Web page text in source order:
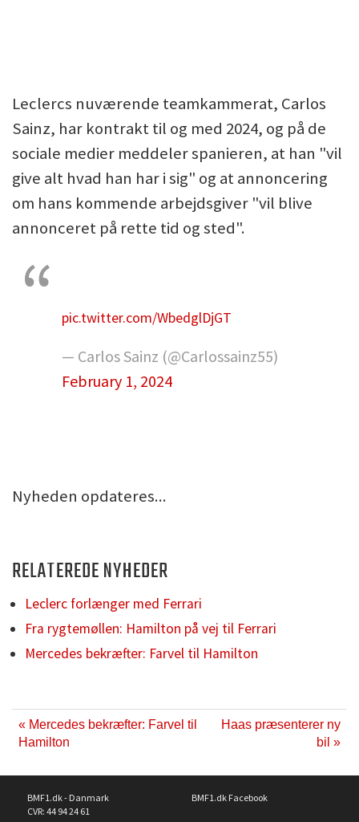
Leclercs nuværende teamkammerat, Carlos
Sainz, har kontrakt til og med 2024, og på de
sociale medier meddeler spanieren, at han "vil
give alt hvad han har i sig" og at annoncering
om hans kommende arbejdsgiver "vil blive
annonceret på rette tid og sted".
pic.twitter.com/WbedglDjGT
— Carlos Sainz (@Carlossainz55)
February 1, 2024
Nyheden opdateres...
RELATEREDE NYHEDER
Leclerc forlænger med Ferrari
Fra rygtemøllen: Hamilton på vej til Ferrari
Mercedes bekræfter: Farvel til Hamilton
« Mercedes bekræfter: Farvel til
Hamilton
Haas præsenterer ny
bil »
BMF1.dk - Danmark
CVR: 44 94 24 61
BMF1.dk Facebook